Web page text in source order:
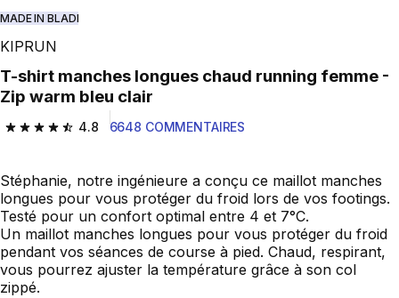
MADE IN BLADI
KIPRUN
T-shirt manches longues chaud running femme -
Zip warm bleu clair
4.8
4.8 out of 5 stars from 6648 reviews
6648 COMMENTAIRES
Stéphanie, notre ingénieure a conçu ce maillot manches
longues pour vous protéger du froid lors de vos footings.
Testé pour un confort optimal entre 4 et 7°C.
Un maillot manches longues pour vous protéger du froid
pendant vos séances de course à pied. Chaud, respirant,
vous pourrez ajuster la température grâce à son col
zippé.